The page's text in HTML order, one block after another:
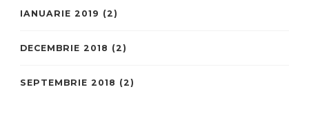
IANUARIE 2019 (2)
DECEMBRIE 2018 (2)
SEPTEMBRIE 2018 (2)